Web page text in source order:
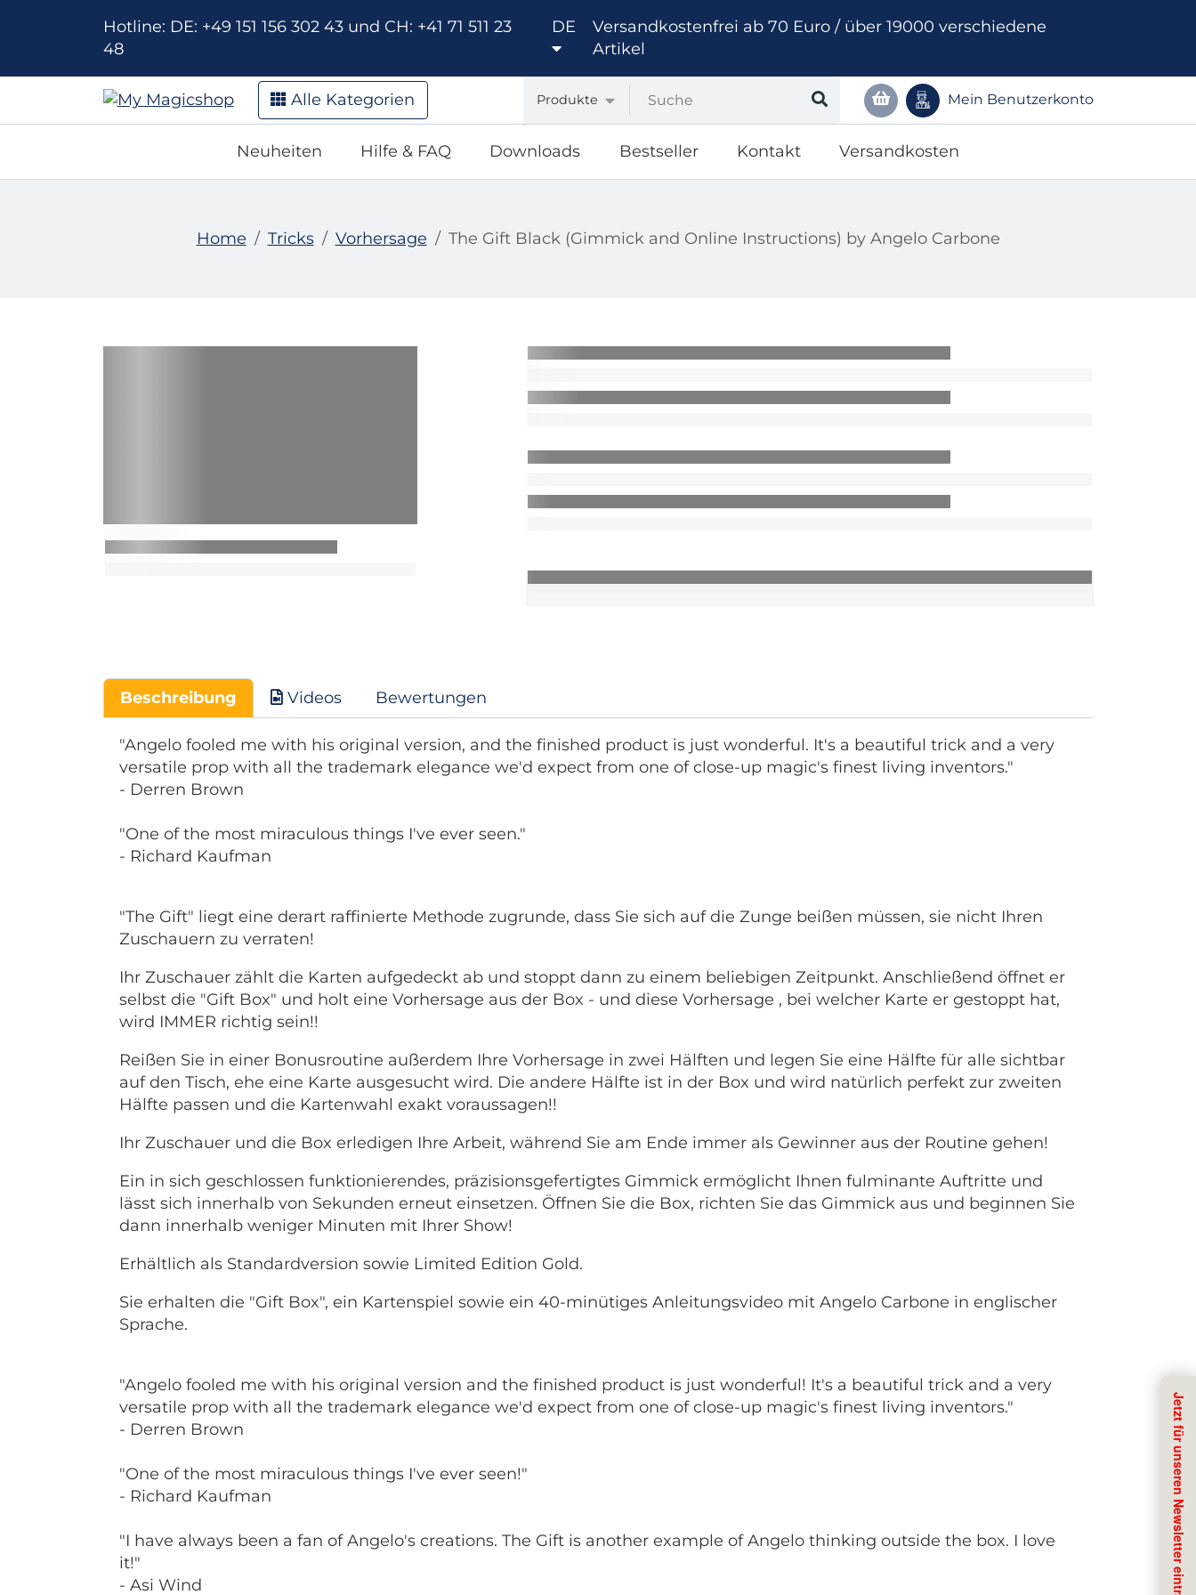
Hotline: DE: +49 151 156 302 43 und CH: +41 71 511 23
48
DE
Versandkostenfrei ab 70 Euro / über 19000 verschiedene
Artikel
Alle Kategorien Produkte Mein Benutzerkonto
Neuheiten Hilfe & FAQ Downloads Bestseller Kontakt Versandkosten
Home Tricks Vorhersage The Gift Black (Gimmick and Online Instructions) by Angelo Carbone
Beschreibung Videos Bewertungen
"Angelo fooled me with his original version, and the finished product is just wonderful. It's a beautiful trick and a very
versatile prop with all the trademark elegance we'd expect from one of close-up magic's finest living inventors."
- Derren Brown
"One of the most miraculous things I've ever seen."
- Richard Kaufman
"The Gift" liegt eine derart raffinierte Methode zugrunde, dass Sie sich auf die Zunge beißen müssen, sie nicht Ihren
Zuschauern zu verraten!
Ihr Zuschauer zählt die Karten aufgedeckt ab und stoppt dann zu einem beliebigen Zeitpunkt. Anschließend öffnet er
selbst die "Gift Box" und holt eine Vorhersage aus der Box - und diese Vorhersage , bei welcher Karte er gestoppt hat,
wird IMMER richtig sein!!
Reißen Sie in einer Bonusroutine außerdem Ihre Vorhersage in zwei Hälften und legen Sie eine Hälfte für alle sichtbar
auf den Tisch, ehe eine Karte ausgesucht wird. Die andere Hälfte ist in der Box und wird natürlich perfekt zur zweiten
Hälfte passen und die Kartenwahl exakt voraussagen!!
Ihr Zuschauer und die Box erledigen Ihre Arbeit, während Sie am Ende immer als Gewinner aus der Routine gehen!
Ein in sich geschlossen funktionierendes, präzisionsgefertigtes Gimmick ermöglicht Ihnen fulminante Auftritte und
lässt sich innerhalb von Sekunden erneut einsetzen. Öffnen Sie die Box, richten Sie das Gimmick aus und beginnen Sie
dann innerhalb weniger Minuten mit Ihrer Show!
Erhältlich als Standardversion sowie Limited Edition Gold.
Sie erhalten die "Gift Box", ein Kartenspiel sowie ein 40-minütiges Anleitungsvideo mit Angelo Carbone in englischer
Sprache.
"Angelo fooled me with his original version and the finished product is just wonderful! It's a beautiful trick and a very
versatile prop with all the trademark elegance we'd expect from one of close-up magic's finest living inventors."
- Derren Brown
"One of the most miraculous things I've ever seen!"
- Richard Kaufman
"I have always been a fan of Angelo's creations. The Gift is another example of Angelo thinking outside the box. I love
it!"
- Asi Wind